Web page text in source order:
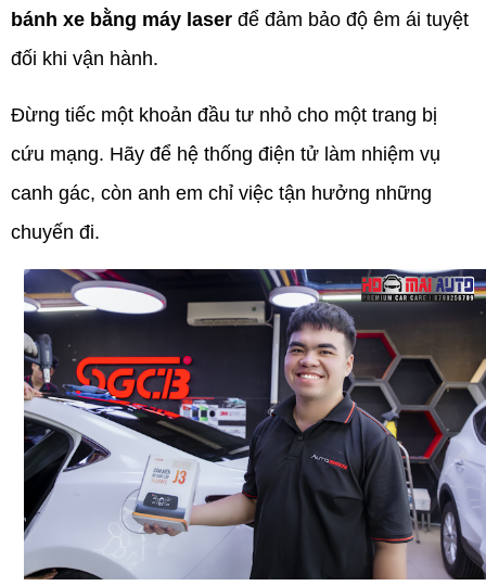
bánh xe bằng máy laser để đảm bảo độ êm ái tuyệt
đối khi vận hành.
Đừng tiếc một khoản đầu tư nhỏ cho một trang bị
cứu mạng. Hãy để hệ thống điện tử làm nhiệm vụ
canh gác, còn anh em chỉ việc tận hưởng những
chuyến đi.